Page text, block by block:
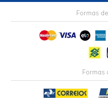
Formas
Formas